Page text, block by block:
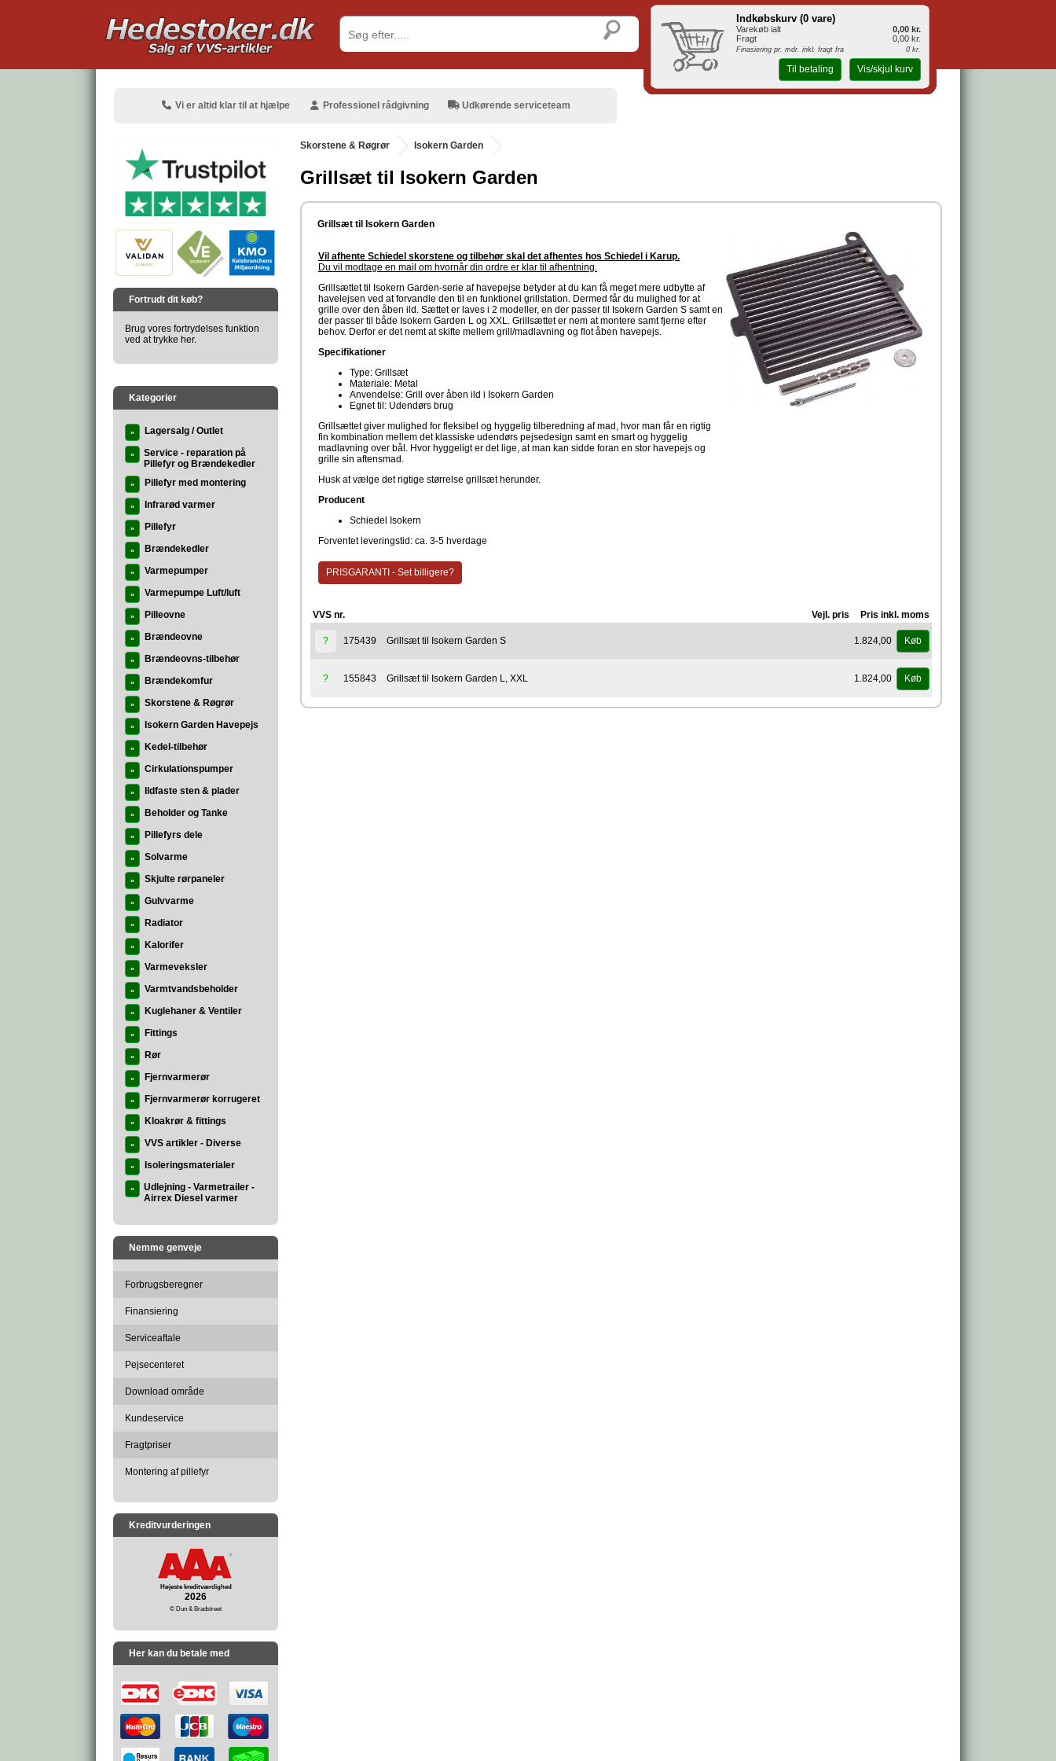
Vi er altid klar til at hjælpe Professionel rådgivning Udkørende serviceteam
Fortrudt dit køb?
Brug vores fortrydelses funktion
ved at trykke her.
Kategorier
» Lagersalg / Outlet
»
Service - reparation på
Pillefyr og Brændekedler
» Pillefyr med montering
» Infrarød varmer
» Pillefyr
» Brændekedler
» Varmepumper
» Varmepumpe Luft/luft
» Pilleovne
» Brændeovne
» Brændeovns-tilbehør
» Brændekomfur
» Skorstene & Røgrør
» Isokern Garden Havepejs
» Kedel-tilbehør
» Cirkulationspumper
» Ildfaste sten & plader
» Beholder og Tanke
» Pillefyrs dele
» Solvarme
» Skjulte rørpaneler
» Gulvvarme
» Radiator
» Kalorifer
» Varmeveksler
» Varmtvandsbeholder
» Kuglehaner & Ventiler
» Fittings
» Rør
» Fjernvarmerør
» Fjernvarmerør korrugeret
» Kloakrør & fittings
» VVS artikler - Diverse
» Isoleringsmaterialer
»
Udlejning - Varmetrailer -
Airrex Diesel varmer
Nemme genveje
Forbrugsberegner
Finansiering
Serviceaftale
Pejsecenteret
Download område
Kundeservice
Fragtpriser
Montering af pillefyr
Kreditvurderingen
Højeste kreditværdighed
2026
© Dun & Bradstreet
Her kan du betale med
Skorstene & Røgrør Isokern Garden
Grillsæt til Isokern Garden
Grillsæt til Isokern Garden
Vil afhente Schiedel skorstene og tilbehør skal det afhentes hos Schiedel i Karup.
Du vil modtage en mail om hvornår din ordre er klar til afhentning.
Grillsættet til Isokern Garden-serie af havepejse betyder at du kan få meget mere udbytte af
havelejsen ved at forvandle den til en funktionel grillstation. Dermed får du mulighed for at
grille over den åben ild. Sættet er laves i 2 modeller, en der passer til Isokern Garden S samt en
der passer til både Isokern Garden L og XXL. Grillsættet er nem at montere samt fjerne efter
behov. Derfor er det nemt at skifte mellem grill/madlavning og flot åben havepejs.
Specifikationer
Type: Grillsæt
Materiale: Metal
Anvendelse: Grill over åben ild i Isokern Garden
Egnet til: Udendørs brug
Grillsættet giver mulighed for fleksibel og hyggelig tilberedning af mad, hvor man får en rigtig
fin kombination mellem det klassiske udendørs pejsedesign samt en smart og hyggelig
madlavning over bål. Hvor hyggeligt er det lige, at man kan sidde foran en stor havepejs og
grille sin aftensmad.
Husk at vælge det rigtige størrelse grillsæt herunder.
Producent
Schiedel Isokern
Forventet leveringstid: ca. 3-5 hverdage
PRISGARANTI - Set billigere?
VVS nr. Vejl. pris Pris inkl. moms
? 175439 Grillsæt til Isokern Garden S 1.824,00 Køb
? 155843 Grillsæt til Isokern Garden L, XXL 1.824,00 Køb
Indkøbskurv (0 vare)
Varekøb ialt
0,00 kr.
Fragt
0,00 kr.
Finasiering pr. mdr. inkl. fragt fra 0 kr.
Til betaling Vis/skjul kurv